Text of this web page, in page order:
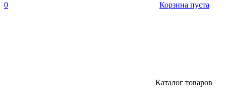
0 Корзина пуста
Каталог товаров